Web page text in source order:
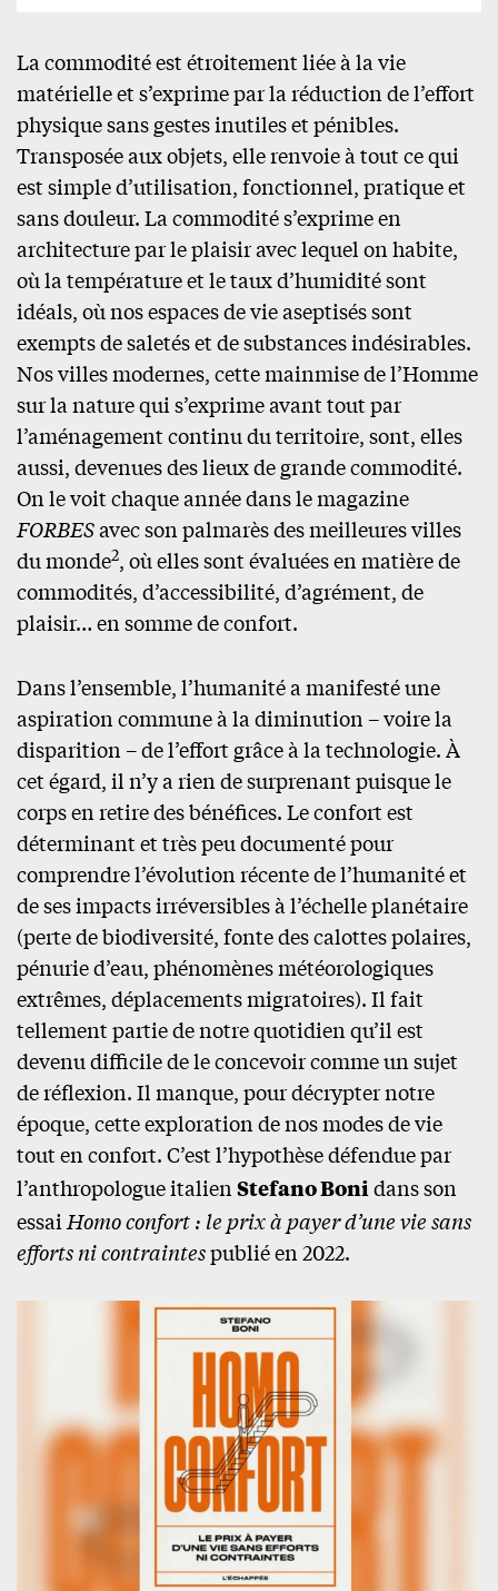
La commodité est étroitement liée à la vie
matérielle et s’exprime par la réduction de l’effort
physique sans gestes inutiles et pénibles.
Transposée aux objets, elle renvoie à tout ce qui
est simple d’utilisation, fonctionnel, pratique et
sans douleur. La commodité s’exprime en
architecture par le plaisir avec lequel on habite,
où la température et le taux d’humidité sont
idéals, où nos espaces de vie aseptisés sont
exempts de saletés et de substances indésirables.
Nos villes modernes, cette mainmise de l’Homme
sur la nature qui s’exprime avant tout par
l’aménagement continu du territoire, sont, elles
aussi, devenues des lieux de grande commodité.
On le voit chaque année dans le magazine
FORBESavec son palmarès des meilleures villes
du monde2, où elles sont évaluées en matière de
commodités, d’accessibilité, d’agrément, de
plaisir… en somme de confort.
Dans l’ensemble, l’humanité a manifesté une
aspiration commune à la diminution – voire la
disparition – de l’effort grâce à la technologie. À
cet égard, il n’y a rien de surprenant puisque le
corps en retire des bénéfices. Le confort est
déterminant et très peu documenté pour
comprendre l’évolution récente de l’humanité et
de ses impacts irréversibles à l’échelle planétaire
(perte de biodiversité, fonte des calottes polaires,
pénurie d’eau, phénomènes météorologiques
extrêmes, déplacements migratoires). Il fait
tellement partie de notre quotidien qu’il est
devenu difficile de le concevoir comme un sujet
de réflexion. Il manque, pour décrypter notre
époque, cette exploration de nos modes de vie
tout en confort. C’est l’hypothèse défendue par
l’anthropologue italienStefano Bonidans son
essai Homo confort : le prix à payer d’une vie sans
efforts ni contraintespublié en 2022.